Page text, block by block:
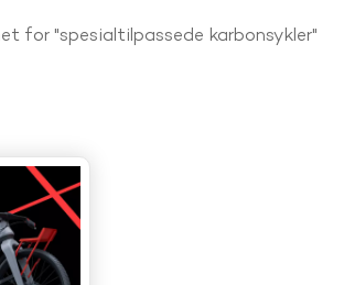
for "spesialtilpassede karbonsykler"